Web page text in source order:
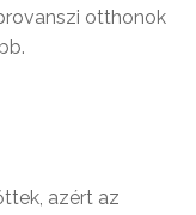
otthonok
azért az